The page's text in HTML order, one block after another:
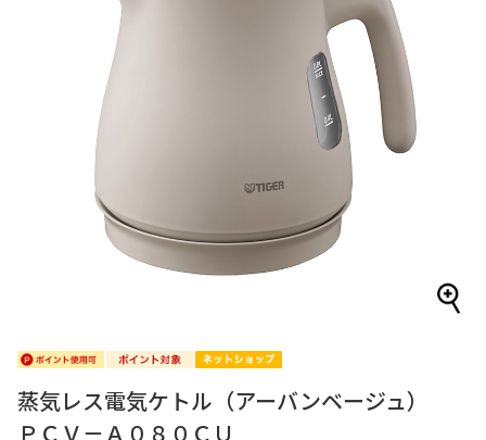
蒸気レス電気ケトル（アーバンベージュ）
ＰＣＶ－Ａ０８０ＣＵ